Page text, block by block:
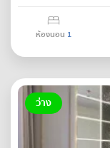
ห้องนอน 1
ว่าง